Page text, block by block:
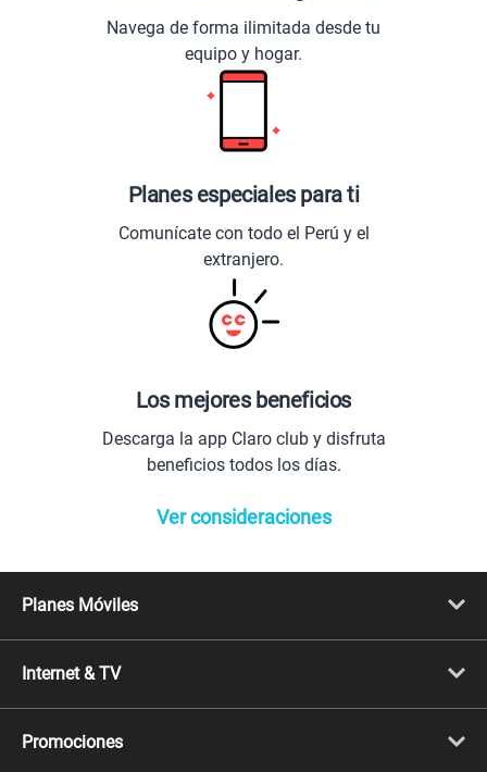
Navega de forma ilimitada desde tu
equipo y hogar.
Planes especiales para ti
Comunícate con todo el Perú y el
extranjero.
Los mejores beneficios
Descarga la app Claro club y disfruta
beneficios todos los días.
Ver consideraciones
Planes Móviles
Línea Nueva
Línea Adicional
Migración
Internet & TV
Internet + TV
Mejora tu plan
Promociones